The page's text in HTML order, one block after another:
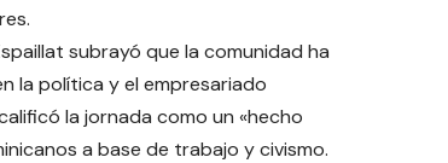
subrayó que la comunidad ha
la política y el empresariado
la jornada como un «hecho
a base de trabajo y civismo.